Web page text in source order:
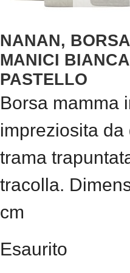
NANAN,
MANICI
PASTELLO
Borsa mamma
impreziosita
trama
tracolla.
cm
Esaurito